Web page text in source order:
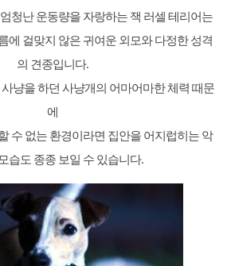
청난 운동량을 자랑하는 잭 러셀 테리어는
에 걸맞지 않은 귀여운 외모와 다정한 성격
의 견종입니다.
냥을 하던 사냥개의 어마어마한 체력 때문
에
수 없는 환경이라면 집안을 어지럽히는 악
습도 종종 보일 수 있습니다.